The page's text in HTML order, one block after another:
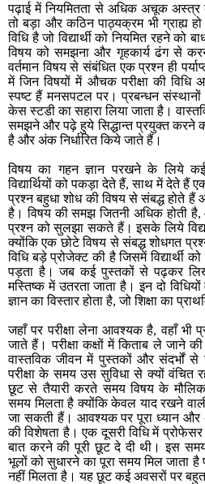
पढ़ाई में नियमितता से अधिक अचूक अस्त्र
तो बड़ा और कठिन पाठ्यक्रम भी ग्राह्य
विधि है जो विद्यार्थी को नियमित रहने को
विषय को समझना और गृहकार्य ढंग से
वर्तमान विषय से संबंधित एक प्रश्न ही
में जिन विषयों में औचक परीक्षा की विधि
स्पष्ट हैं मनसपटल पर। प्रबन्धन
केस स्टडी का सहारा लिया जाता है।
समझने और पढ़े हुये सिद्धान्त प्रयुक्त करने
है और अंक निर्धारित किये जाते हैं।
विषय का गहन ज्ञान परखने के लिये
विद्यार्थियों को पकड़ा देते हैं, साथ में देते हैं
प्रश्न बहुधा शोध की विषय से संबद्ध होते हैं
है। विषय की समझ जितनी अधिक होती
प्रश्न को सुलझा सकते हैं। इसके लिये
क्योंकि एक छोटे विषय से संबद्ध शोधगत
विधि बड़े प्रोजेक्ट की है जिसमें विद्यार्थी
पड़ता है। जब कई पुस्तकों से पढ़कर
मस्तिष्क में उतरता जाता है। इन दो
ज्ञान का विस्तार होता है, जो शिक्षा का
जहाँ पर परीक्षा लेना आवश्यक है, वहाँ भी
जाते हैं। परीक्षा कक्षों में किताब ले जाने
वास्तविक जीवन में पुस्तकों और संदर्भों
परीक्षा के समय उस सुविधा से क्यों वंचित
छूट से तैयारी करते समय विषय के
समय मिलता है क्योंकि केवल याद रखने
जा सकती हैं। आवश्यक पर पूरा ध्यान और
की विशेषता है। एक दूसरी विधि में
बात करने की पूरी छूट दे दी थी। इस
भूलों को सुधारने का पूरा समय मिल जाता है
नहीं मिलता है। यह छूट कई अवसरों पर बहुत